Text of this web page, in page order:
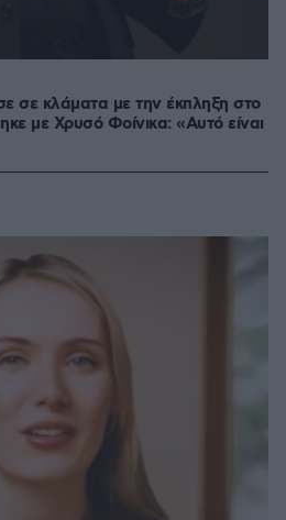
σε κλάματα με την έκπληξη στο
με Χρυσό Φοίνικα: «Αυτό είναι